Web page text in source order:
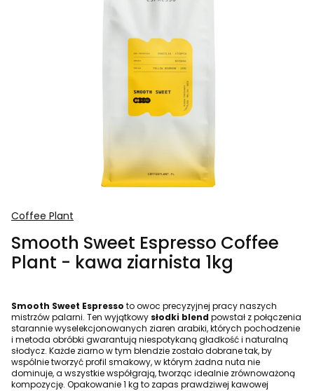
Coffee Plant
Smooth Sweet Espresso Coffee
Plant - kawa ziarnista 1kg
Smooth Sweet Espresso to owoc precyzyjnej pracy naszych
mistrzów palarni. Ten wyjątkowy słodki blend powstał z połączenia
starannie wyselekcjonowanych ziaren arabiki, których pochodzenie
i metoda obróbki gwarantują niespotykaną gładkość i naturalną
słodycz. Każde ziarno w tym blendzie zostało dobrane tak, by
wspólnie tworzyć profil smakowy, w którym żadna nuta nie
dominuje, a wszystkie współgrają, tworząc idealnie zrównoważoną
kompozycję. Opakowanie 1 kg to zapas prawdziwej kawowej